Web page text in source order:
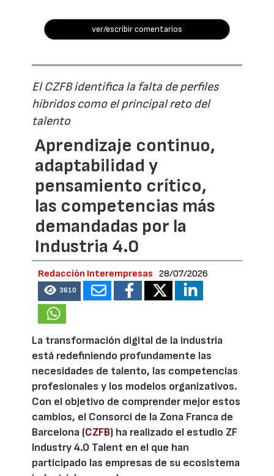
ver/escribir comentarios
El CZFB identifica la falta de perfiles
híbridos como el principal reto del
talento
Aprendizaje continuo,
adaptabilidad y
pensamiento crítico,
las competencias más
demandadas por la
Industria 4.0
Redacción Interempresas 28/07/2026
3610
La transformación digital de la industria
está redefiniendo profundamente las
necesidades de talento, las competencias
profesionales y los modelos organizativos.
Con el objetivo de comprender mejor estos
cambios, el Consorci de la Zona Franca de
Barcelona (CZFB) ha realizado el estudio ZF
Industry 4.0 Talent en el que han
participado las empresas de su ecosistema